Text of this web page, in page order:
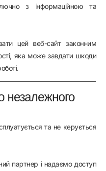
з інформаційною та
цей веб-сайт законним
яка може завдати шкоди
незалежного
та не керується
партнер і надаємо доступ